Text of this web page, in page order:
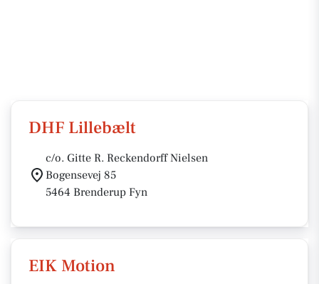
DHF Lillebælt
c/o. Gitte R. Reckendorff Nielsen
Bogensevej 85
5464 Brenderup Fyn
EIK Motion